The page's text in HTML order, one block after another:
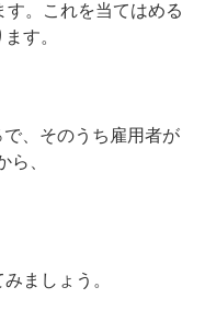
。これを当てはめる
す。
、そのうち雇用者が
ら、
ましょう。